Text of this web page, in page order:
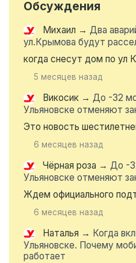
Обсуждения
Михаил → Два
ул.Крымова будут
когда снесут дом по ул
5 месяцев назад
Викосик → До -32
Ульяновске отменяют
Это новость
6 месяцев назад
Чёрная роза → До -
Ульяновске отменяют
Ждем официального
6 месяцев назад
Наталья → Когда
Ульяновске. Почему
работает